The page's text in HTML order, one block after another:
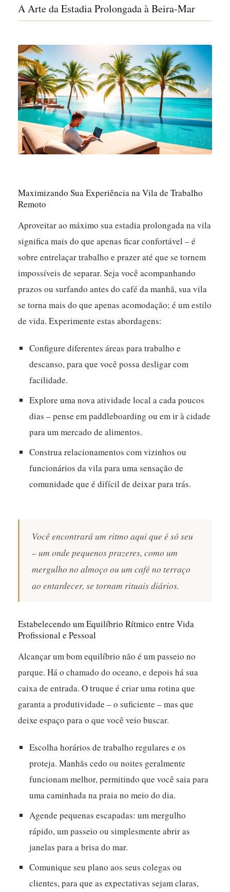
A Arte da Estadia Prolongada à Beira-Mar
Maximizando Sua Experiência na Vila de Trabalho
Remoto
Aproveitar ao máximo sua estadia prolongada na vila
significa mais do que apenas ficar confortável – é
sobre entrelaçar trabalho e prazer até que se tornem
impossíveis de separar. Seja você acompanhando
prazos ou surfando antes do café da manhã, sua vila
se torna mais do que apenas acomodação; é um estilo
de vida. Experimente estas abordagens:
Configure diferentes áreas para trabalho e
descanso, para que você possa desligar com
facilidade.
Explore uma nova atividade local a cada poucos
dias – pense em paddleboarding ou em ir à cidade
para um mercado de alimentos.
Construa relacionamentos com vizinhos ou
funcionários da vila para uma sensação de
comunidade que é difícil de deixar para trás.
Você encontrará um ritmo aqui que é só seu
– um onde pequenos prazeres, como um
mergulho no almoço ou um café no terraço
ao entardecer, se tornam rituais diários.
Estabelecendo um Equilíbrio Rítmico entre Vida
Profissional e Pessoal
Alcançar um bom equilíbrio não é um passeio no
parque. Há o chamado do oceano, e depois há sua
caixa de entrada. O truque é criar uma rotina que
garanta a produtividade – o suficiente – mas que
deixe espaço para o que você veio buscar.
Escolha horários de trabalho regulares e os
proteja. Manhãs cedo ou noites geralmente
funcionam melhor, permitindo que você saia para
uma caminhada na praia no meio do dia.
Agende pequenas escapadas: um mergulho
rápido, um passeio ou simplesmente abrir as
janelas para a brisa do mar.
Comunique seu plano aos seus colegas ou
clientes, para que as expectativas sejam claras,